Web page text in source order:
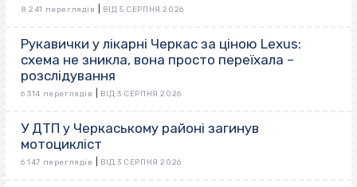
8 241 переглядів ВІД 5 СЕРПНЯ 2026
Рукавички у лікарні Черкас за ціною Lexus:
схема не зникла, вона просто переїхала –
розслідування
6 314 переглядів ВІД 3 СЕРПНЯ 2026
У ДТП у Черкаському районі загинув
мотоцикліст
6 147 переглядів ВІД 3 СЕРПНЯ 2026